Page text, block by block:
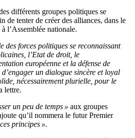
différents groupes politiques se
de tenter de créer des alliances, dans le
l’Assemblée nationale.
des forces politiques se reconnaissant
l’Etat de droit, le
européenne et la défense de
un dialogue sincère et loyal
nécessairement plurielle, pour le
lettre.
un peu de temps » aux groupes
qu’il nommera le futur Premier
principes ».